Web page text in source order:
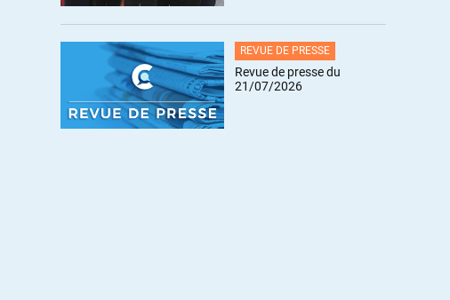
REVUE DE PRESSE
Revue de presse du
21/07/2026